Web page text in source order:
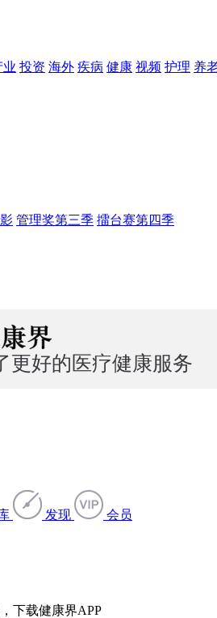
业 投资 海外 疾病 健康 视频 护理 养
管理奖第三季 擂台赛第四季
发现 会员
下载健康界APP